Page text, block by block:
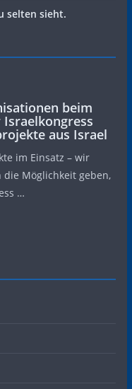
selten sieht.
beim
aus Israel
im Einsatz – wir
Möglichkeit geben,
…